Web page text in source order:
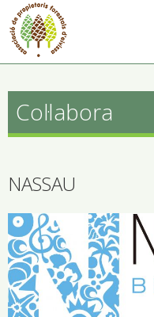
Col·labora
NASSAU